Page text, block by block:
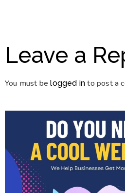
Leave a
You must belogged in to post a